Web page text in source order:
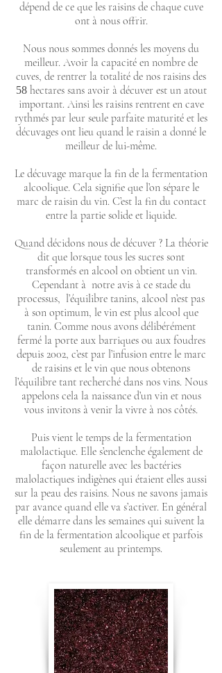
dépend de ce que les raisins de chaque cuve
ont à nous offrir.
Nous nous sommes donnés les moyens du
meilleur. Avoir la capacité en nombre de
cuves, de rentrer la totalité de nos raisins des
58hectares sans avoir à décuver est un atout
important. Ainsi les raisins rentrent en cave
rythmés par leur seule parfaite maturité et les
décuvages ont lieu quand le raisin a donné le
meilleur de lui-même.
Le décuvage marque la fin de la fermentation
alcoolique. Cela signifie que l’on sépare le
marc de raisin du vin. C’est la fin du contact
entre la partie solide et liquide.
Quand décidons nous de décuver ? La théorie
dit que lorsque tous les sucres sont
transformés en alcool on obtient un vin.
Cependant à notre avis à ce stade du
processus, l’équilibre tanins, alcool n’est pas
à son optimum, le vin est plus alcool que
tanin. Comme nous avons délibérément
fermé la porte aux barriques ou aux foudres
depuis 2002, c’est par l’infusion entre le marc
de raisins et le vin que nous obtenons
l’équilibre tant recherché dans nos vins. Nous
appelons cela la naissance d’un vin et nous
vous invitons à venir la vivre à nos côtés.
Puis vient le temps de la fermentation
malolactique. Elle s’enclenche également de
façon naturelle avec les bactéries
malolactiques indigènes qui étaient elles aussi
sur la peau des raisins. Nous ne savons jamais
par avance quand elle va s’activer. En général
elle démarre dans les semaines qui suivent la
fin de la fermentation alcoolique et parfois
seulement au printemps.